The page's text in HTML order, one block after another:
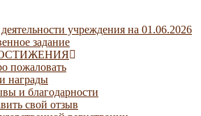
учреждения на 01.06.2026
задание
пожаловать
награды
и благодарности
свой отзыв